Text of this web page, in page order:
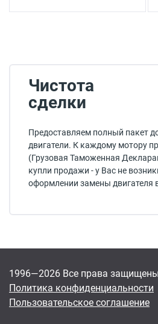
Чистота
сделки
Предоставляем полный пакет
двигатели. К каждому мотору
(Грузовая Таможенная
купли продажи - у Вас не
оформлении замены двигателя
1996—2026 Все права защищены
Политика конфиденциальности
Пользовательское соглашение